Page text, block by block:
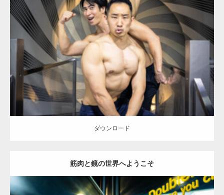
Update:2025.10.30
Category: 科学技術館のマッチョ オレンジの人 AKIHITO(細マッチョ)
SOSUKE 外資系筋肉 大胸筋 千代田区（東京）
ダウンロード
ダウンロード
筋肉と鏡の世界へようこそ